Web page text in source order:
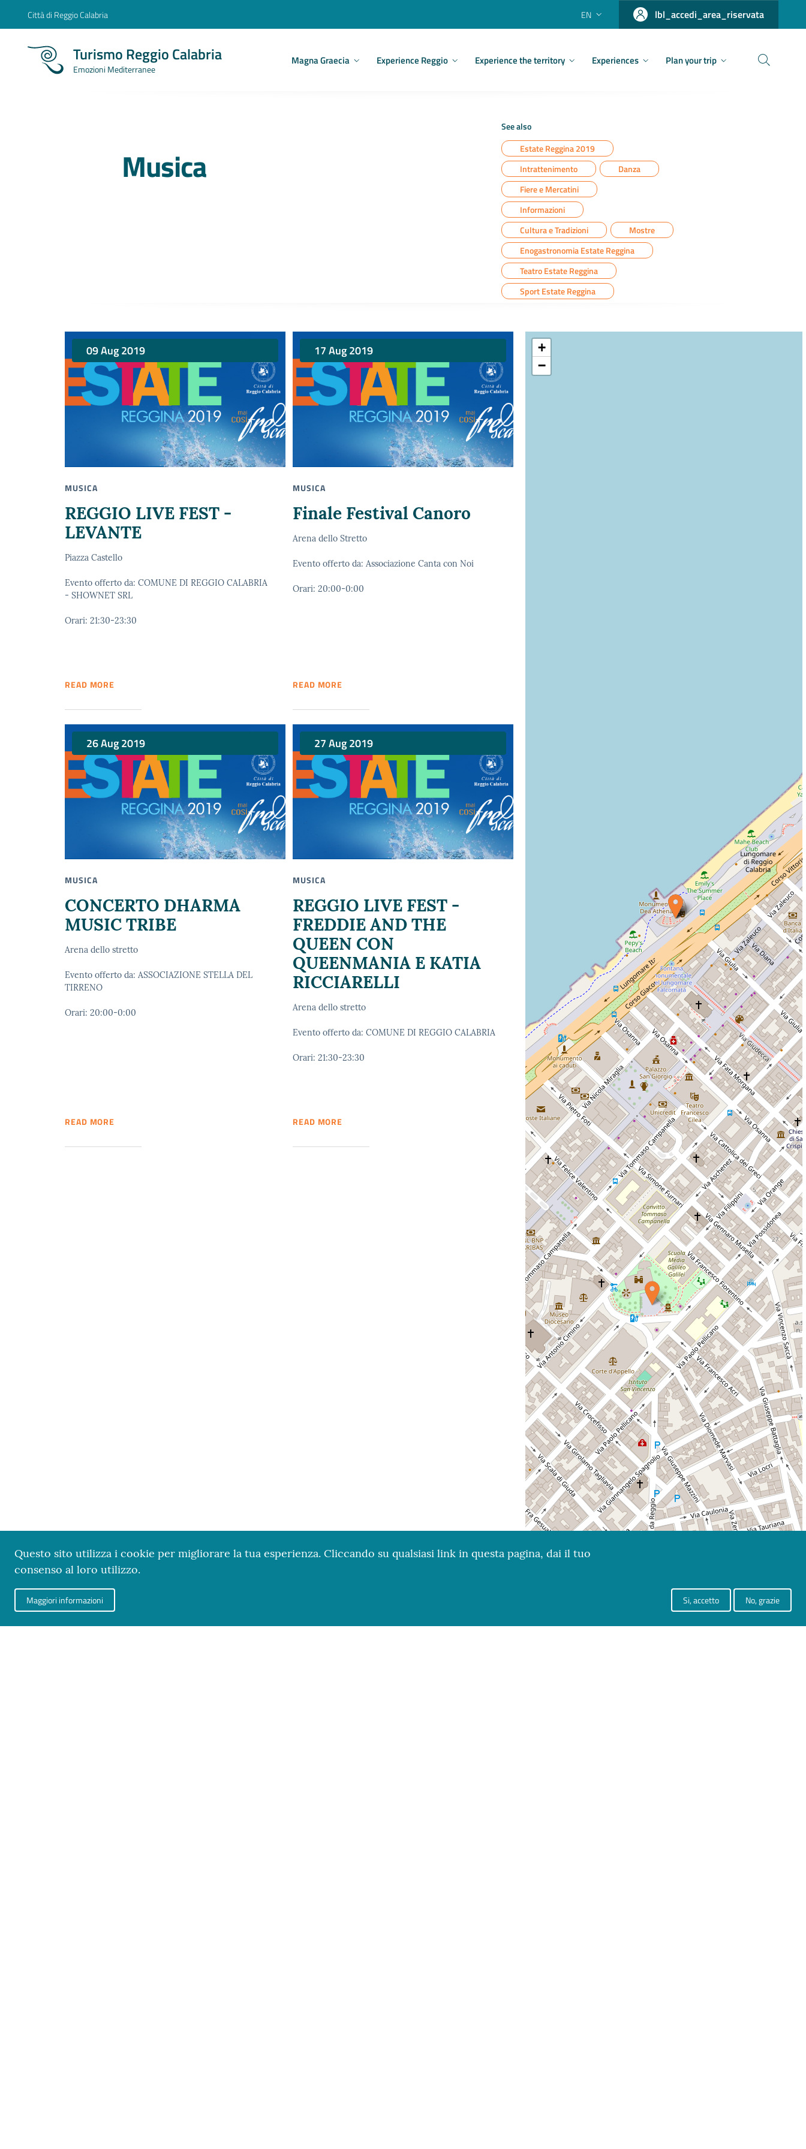
Città di Reggio Calabria EN lbl_accedi_area_riservata
Turismo Reggio Calabria
Emozioni Mediterranee Main
Magna Graecia Experience Reggio Experience the territory Experiences Plan your trip
Musica
See also
Estate Reggina 2019
Intrattenimento
Danza
Fiere e Mercatini
Informazioni
Cultura e Tradizioni
Mostre
Enogastronomia Estate Reggina
Teatro Estate Reggina
Sport Estate Reggina
09 Aug 2019
MUSICA
REGGIO LIVE FEST -
LEVANTE
Piazza Castello
Evento offerto da: COMUNE DI REGGIO CALABRIA
- SHOWNET SRL
Orari: 21:30-23:30
READ MORE
17 Aug 2019
MUSICA
Finale Festival Canoro
Arena dello Stretto
Evento offerto da: Associazione Canta con Noi
Orari: 20:00-0:00
READ MORE
26 Aug 2019
MUSICA
CONCERTO DHARMA
MUSIC TRIBE
Arena dello stretto
Evento offerto da: ASSOCIAZIONE STELLA DEL
TIRRENO
Orari: 20:00-0:00
READ MORE
27 Aug 2019
MUSICA
REGGIO LIVE FEST -
FREDDIE AND THE
QUEEN CON
QUEENMANIA E KATIA
RICCIARELLI
Arena dello stretto
Evento offerto da: COMUNE DI REGGIO CALABRIA
Orari: 21:30-23:30
READ MORE
+
−
Questo sito utilizza i cookie per migliorare la tua esperienza. Cliccando su qualsiasi link in questa pagina, dai il tuo
consenso al loro utilizzo.
Maggiori informazioni Si, accetto No, grazie